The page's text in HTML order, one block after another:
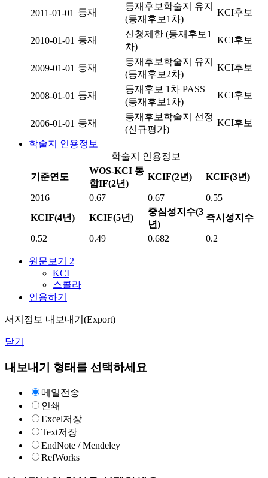
2011-01-01 등재
등재후보학술지 유지
(등재후보1차)
KCI후보
2010-01-01 등재
신청제한 (등재후보1
차)
KCI후보
2009-01-01 등재
등재후보학술지 유지
(등재후보2차)
KCI후보
2008-01-01 등재
등재후보 1차 PASS
(등재후보1차)
KCI후보
2006-01-01 등재
등재후보학술지 선정
(신규평가)
KCI후보
학술지 인용정보
학술지 인용정보
기준연도
WOS-KCI 통
합IF(2년)
KCIF(2년) KCIF(3년)
2016 0.67 0.67
0.55
KCIF(4년)
KCIF(5년)
중심성지수(3
년)
즉시성지수
0.52 0.49 0.682 0.2
원문보기 2
KCI
스콜라
인용하기
서지정보 내보내기(Export)
닫기
내보내기 형태를 선택하세요
메일전송
인쇄
Excel저장
Text저장
EndNote / Mendeley
RefWorks